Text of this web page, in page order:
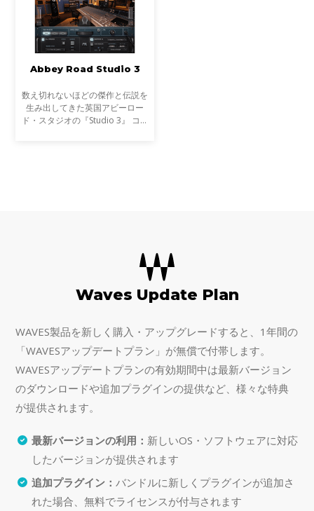
Abbey Road Studio 3
数え切れないほどの傑作と伝説を
生み出してきた英国アビーロー
ド・スタジオの『Studio 3』 コン
Waves Update Plan
WAVES製品を新しく購入・アップグレードすると、1年間の
「WAVESアップデートプラン」が無償で付帯します。
WAVESアップデートプランの有効期間中は最新バージョン
のダウンロードや追加プラグインの提供など、様々な特典
が提供されます。
最新バージョンの利用： 新しいOS・ソフトウェアに対応
したバージョンが提供されます
追加プラグイン： バンドルに新しくプラグインが追加さ
れた場合、無料でライセンスが付与されます